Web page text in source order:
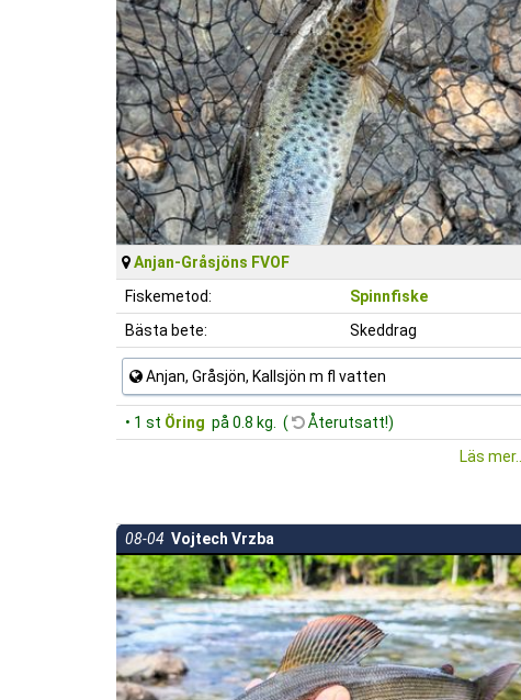
Anjan-Gråsjöns FVOF
Fiskemetod:
Spinnfiske
Bästa bete:
Skeddrag
Anjan, Gråsjön, Kallsjön m fl vatten
• 1 st Öring på 0.8 kg. (
Återutsatt!)
Läs mer...
08-04 Vojtech Vrzba